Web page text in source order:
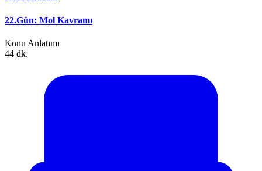
22.Gün: Mol Kavramı
Konu Anlatımı
44 dk.